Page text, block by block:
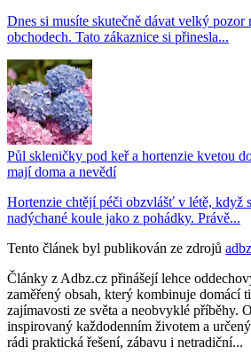
Dnes si musíte skutečně dávat velký pozor
obchodech. Tato zákaznice si přinesla...
Půl skleničky pod keř a hortenzie kvetou
mají doma a nevědí
Hortenzie chtějí péči obzvlášť v létě, když
nadýchané koule jako z pohádky. Právě...
Tento článek byl publikován ze zdrojů
Články z Adbz.cz přinášejí lehce
zaměřený obsah, který kombinuje domácí
zajímavosti ze světa a neobvyklé příběhy.
inspirovaný každodenním životem a
rádi praktická řešení, zábavu i netradiční...